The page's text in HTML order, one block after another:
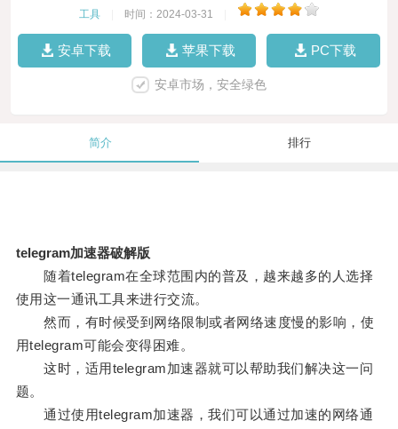
工具 时间：2024-03-31
安卓下载 苹果下载 PC下载
安卓市场，安全绿色
简介 排行
telegram加速器破解版
随着telegram在全球范围内的普及，越来越多的人选择
使用这一通讯工具来进行交流。
然而，有时候受到网络限制或者网络速度慢的影响，使
用telegram可能会变得困难。
这时，适用telegram加速器就可以帮助我们解决这一问
题。
通过使用telegram加速器，我们可以通过加速的网络通